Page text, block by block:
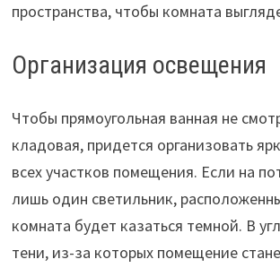
пространства, чтобы комната
Организация освещения
Чтобы прямоугольная ванная не
кладовая, придется организовать
всех участков помещения. Если на
лишь один светильник,
комната будет казаться темной. В
тени, из-за которых помещение